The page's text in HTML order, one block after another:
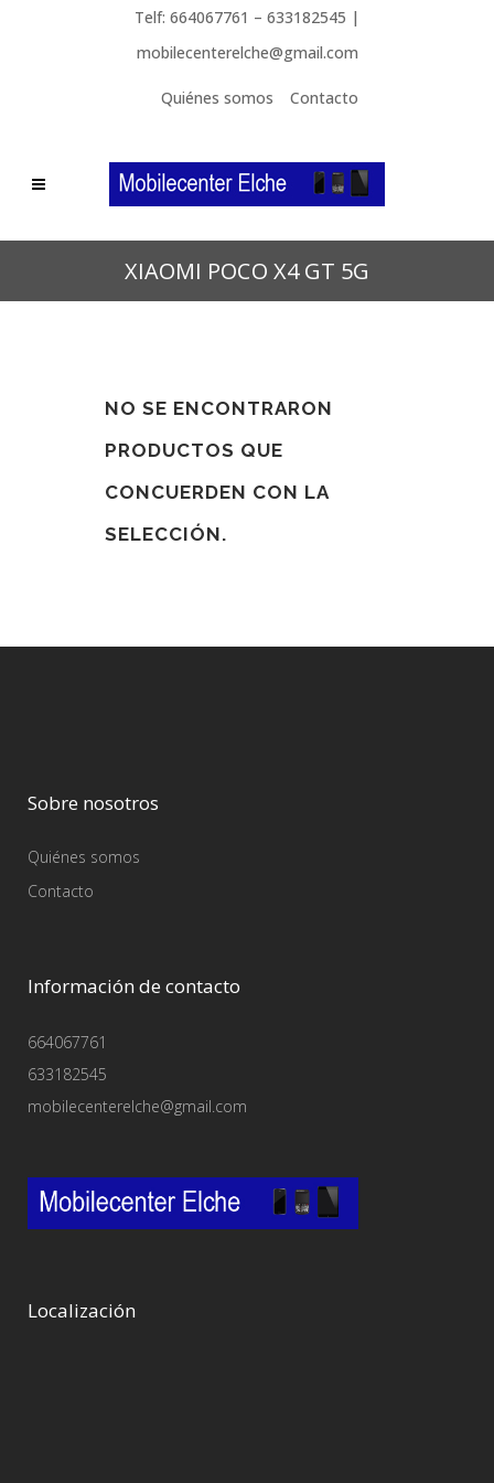
Telf: 664067761 – 633182545 |
mobilecenterelche@gmail.com
Quiénes somos Contacto
XIAOMI POCO X4 GT 5G
NO SE ENCONTRARON
PRODUCTOS QUE
CONCUERDEN CON LA
SELECCIÓN.
Sobre nosotros
Quiénes somos
Contacto
Información de contacto
664067761
633182545
mobilecenterelche@gmail.com
Localización